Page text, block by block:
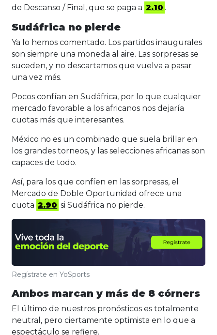
de Descanso / Final, que se paga a 2.10 .
Sudáfrica no pierde
Ya lo hemos comentado. Los partidos inaugurales
son siempre una moneda al aire. Las sorpresas se
suceden, y no descartamos que vuelva a pasar
una vez más.
Pocos confían en Sudáfrica, por lo que cualquier
mercado favorable a los africanos nos dejaría
cuotas más que interesantes.
México no es un combinado que suela brillar en
los grandes torneos, y las selecciones africanas son
capaces de todo.
Así, para los que confíen en las sorpresas, el
Mercado de Doble Oportunidad ofrece una
cuota 2.90 si Sudáfrica no pierde.
Regístrate en YoSports
Ambos marcan y más de 8 córners
El último de nuestros pronósticos es totalmente
neutral, pero ciertamente optimista en lo que a
espectáculo se refiere.